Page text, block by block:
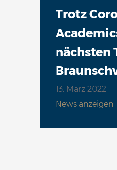
Trotz
nächsten
13. März 2022
News anzeigen